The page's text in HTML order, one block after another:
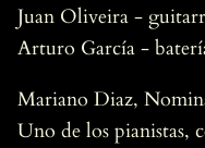
Juan Oliveira -
Arturo García -
Mariano Diaz,
Uno de los pianistas,